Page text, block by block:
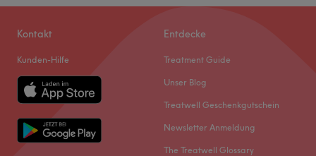
Kontakt
Kunden-Hilfe
Entdecke
Treatment Guide
Unser Blog
Treatwell Geschenkgutschein
Newsletter Anmeldung
The Treatwell Glossary